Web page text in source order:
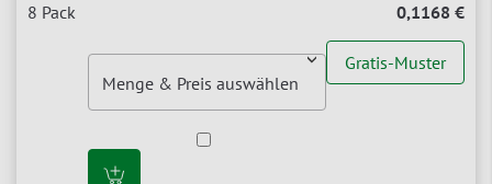
0,1168 €
Gratis-Muster